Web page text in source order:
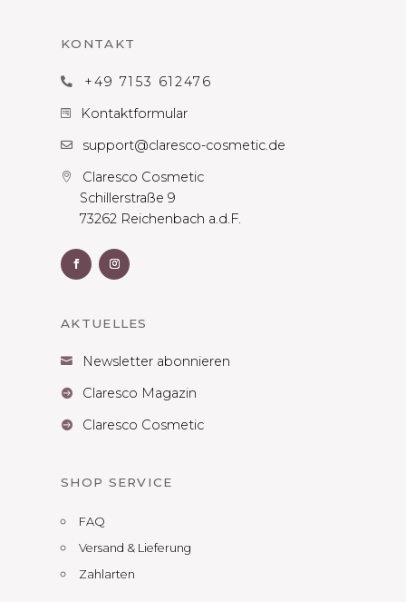
KONTAKT
 +49 7153 612476
 Kontaktformular
 support@claresco-cosmetic.de

Claresco Cosmetic
Schillerstraße 9
73262 Reichenbach a.d.F.
AKTUELLES
 Newsletter abonnieren
 Claresco Magazin
 Claresco Cosmetic
SHOP SERVICE
FAQ
Versand & Lieferung
Zahlarten